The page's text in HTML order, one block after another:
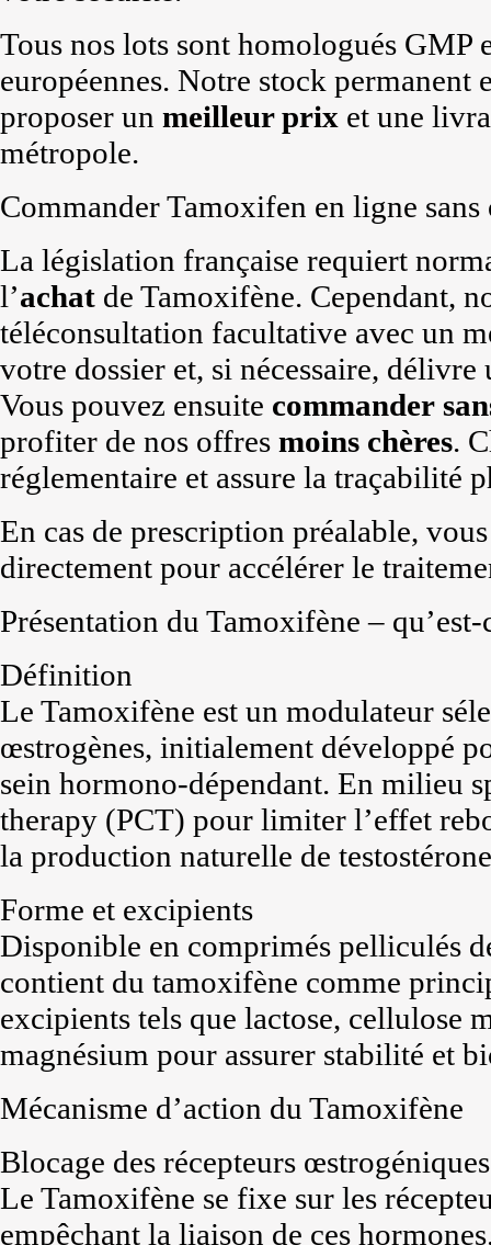
Tous nos lots sont homologués GMP
européennes. Notre stock permanent
proposer un meilleur prix et une
métropole.
Commander Tamoxifen en ligne
La législation française requiert
l’achat de Tamoxifène. Cependant,
téléconsultation facultative avec un
votre dossier et, si nécessaire,
Vous pouvez ensuite commander
profiter de nos offres moins chères.
réglementaire et assure la traçabilité
En cas de prescription préalable,
directement pour accélérer le
Présentation du Tamoxifène – qu’est-
Définition
Le Tamoxifène est un modulateur
œstrogènes, initialement développé
sein hormono-dépendant. En milieu
therapy (PCT) pour limiter l’effet
la production naturelle de
Forme et excipients
Disponible en comprimés pelliculés
contient du tamoxifène comme
excipients tels que lactose, cellulose
magnésium pour assurer stabilité et
Mécanisme d’action du Tamoxifène
Blocage des récepteurs œstrogéniques
Le Tamoxifène se fixe sur les
empêchant la liaison de ces